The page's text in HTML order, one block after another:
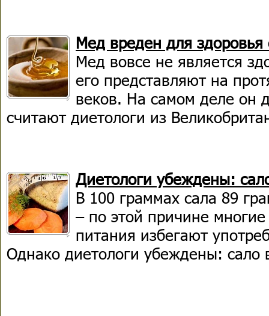
Мед вреден для
Мед вовсе не является
его представляют на
веков. На самом деле он
считают диетологи из
Диетологи убеждены:
В 100 граммах сала 89
– по этой причине
питания избегают
Однако диетологи убеждены: сало